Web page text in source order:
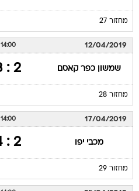
מחזור 27
12/04/2019
14:00
שמשון כפר קאסם 2 : 3
מחזור 28
17/04/2019
14:00
מכבי יפו 2 : 4
מחזור 29